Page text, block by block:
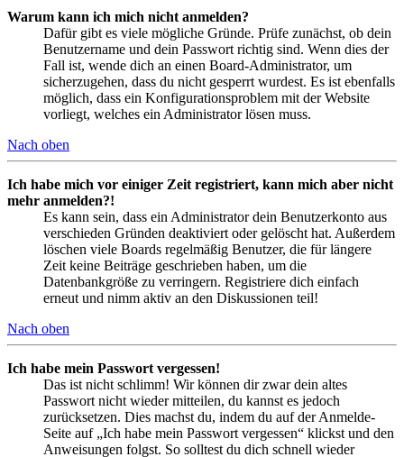
Warum kann ich mich nicht anmelden?
Dafür gibt es viele mögliche Gründe. Prüfe zunächst, ob dein
Benutzername und dein Passwort richtig sind. Wenn dies der
Fall ist, wende dich an einen Board-Administrator, um
sicherzugehen, dass du nicht gesperrt wurdest. Es ist ebenfalls
möglich, dass ein Konfigurationsproblem mit der Website
vorliegt, welches ein Administrator lösen muss.
Nach oben
Ich habe mich vor einiger Zeit registriert, kann mich aber nicht
mehr anmelden?!
Es kann sein, dass ein Administrator dein Benutzerkonto aus
verschieden Gründen deaktiviert oder gelöscht hat. Außerdem
löschen viele Boards regelmäßig Benutzer, die für längere
Zeit keine Beiträge geschrieben haben, um die
Datenbankgröße zu verringern. Registriere dich einfach
erneut und nimm aktiv an den Diskussionen teil!
Nach oben
Ich habe mein Passwort vergessen!
Das ist nicht schlimm! Wir können dir zwar dein altes
Passwort nicht wieder mitteilen, du kannst es jedoch
zurücksetzen. Dies machst du, indem du auf der Anmelde-
Seite auf „Ich habe mein Passwort vergessen“ klickst und den
Anweisungen folgst. So solltest du dich schnell wieder